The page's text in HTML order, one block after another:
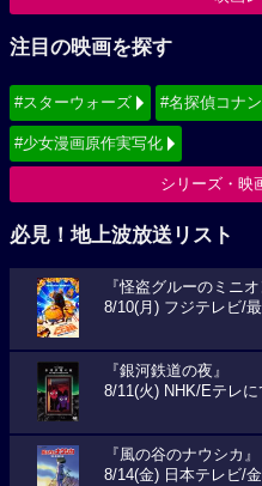
注目の映画を探す
#スターウォーズ #名探偵コナン
#少女漫画原作実写化
シリーズ・映
必見！地上波放送リスト
『怪盗グルーのミニオ
8/10(月) フジテレビ/
『銀河鉄道の夜』
8/11(火) NHK/Eテレに
『風の谷のナウシカ』
8/14(金) 日本テレビ/